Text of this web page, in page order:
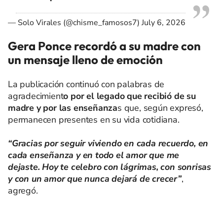
— Solo Virales (@chisme_famosos7)July 6, 2026
Gera Ponce recordó a su madre con
un mensaje lleno de emoción
La publicación continuó con palabras de
agradecimiento por el legado que recibió de su
madre y por las enseñanzas que, según expresó,
permanecen presentes en su vida cotidiana.
“Gracias por seguir viviendo en cada recuerdo, en
cada enseñanza y en todo el amor que me
dejaste. Hoy te celebro con lágrimas, con sonrisas
y con un amor que nunca dejará de crecer”,
agregó.